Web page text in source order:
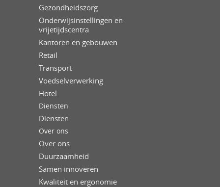
Gezondheidszorg
Onderwijsinstellingen en
vrijetijdscentra
Kantoren en gebouwen
Retail
Transport
Voedselverwerking
Hotel
Diensten
Diensten
Over ons
Over ons
Duurzaamheid
Samen innoveren
Kwaliteit en ergonomie